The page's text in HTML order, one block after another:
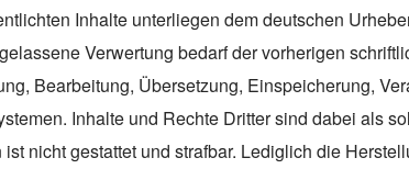
Inhalte unterliegen dem deutschen
Verwertung bedarf der vorherigen
Bearbeitung, Übersetzung, Einspeicherung,
Inhalte und Rechte Dritter sind dabei als
nicht gestattet und strafbar. Lediglich die